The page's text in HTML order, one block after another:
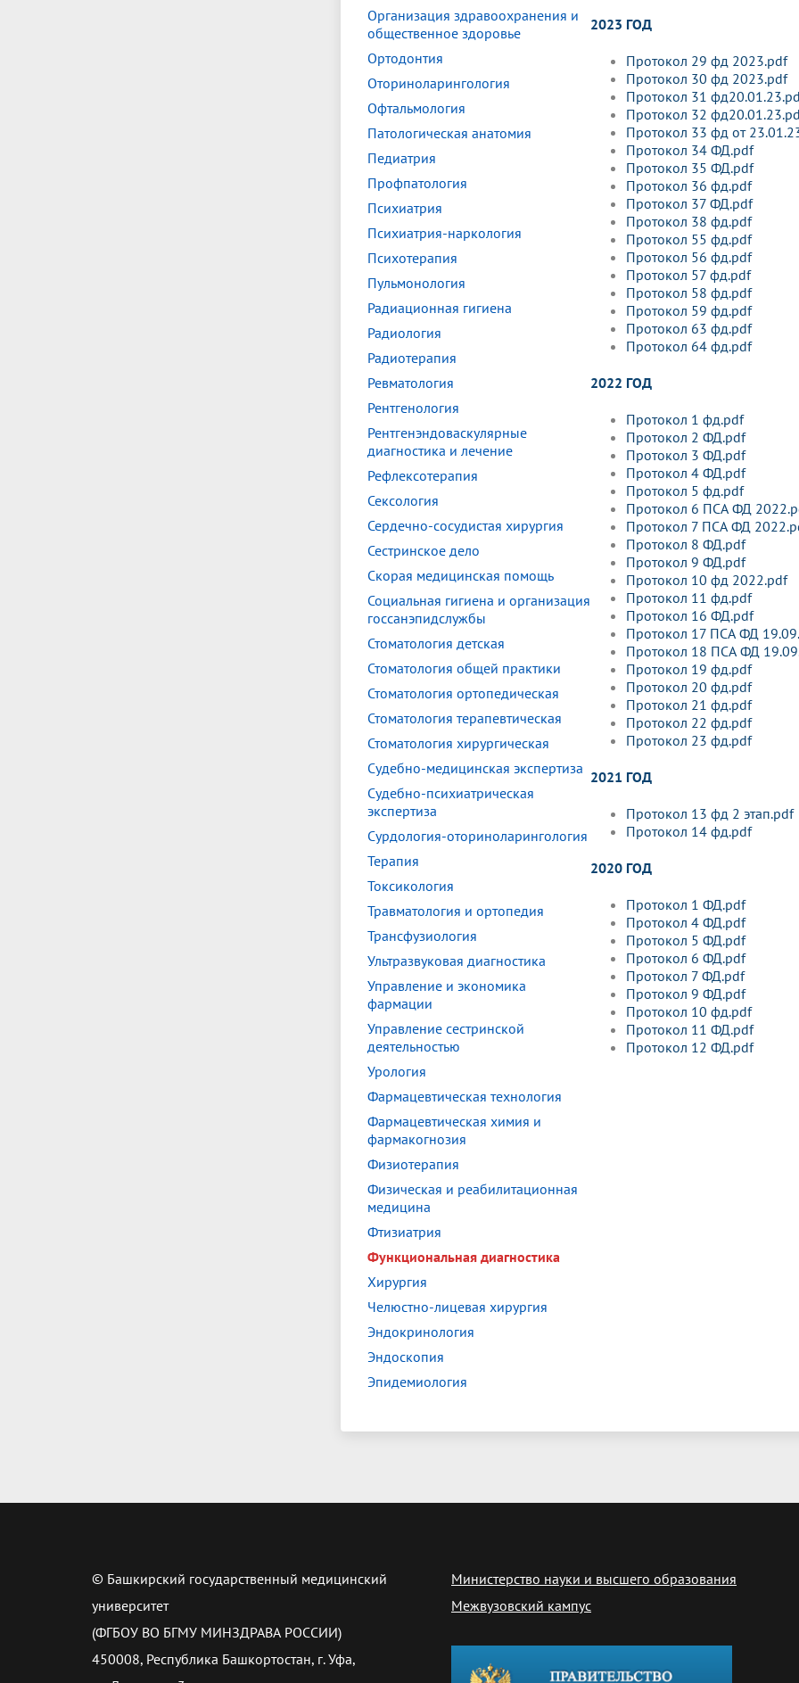
Организация здравоохранения и
общественное здоровье
Ортодонтия
Оториноларингология
Офтальмология
Патологическая анатомия
Педиатрия
Профпатология
Психиатрия
Психиатрия-наркология
Психотерапия
Пульмонология
Радиационная гигиена
Радиология
Радиотерапия
Ревматология
Рентгенология
Рентгенэндоваскулярные
диагностика и лечение
Рефлексотерапия
Сексология
Сердечно-сосудистая хирургия
Сестринское дело
Скорая медицинская помощь
Социальная гигиена и организация
госсанэпидслужбы
Стоматология детская
Стоматология общей практики
Стоматология ортопедическая
Стоматология терапевтическая
Стоматология хирургическая
Судебно-медицинская экспертиза
Судебно-психиатрическая
экспертиза
Сурдология-оториноларингология
Терапия
Токсикология
Травматология и ортопедия
Трансфузиология
Ультразвуковая диагностика
Управление и экономика
фармации
Управление сестринской
деятельностью
Урология
Фармацевтическая технология
Фармацевтическая химия и
фармакогнозия
Физиотерапия
Физическая и реабилитационная
медицина
Фтизиатрия
Функциональная диагностика
Хирургия
Челюстно-лицевая хирургия
Эндокринология
Эндоскопия
Эпидемиология
2023 ГОД
Протокол 29 фд 2023.pdf
Протокол 30 фд 2023.pdf
Протокол 31
Протокол 32
Протокол 33 фд от
Протокол 34 ФД.pdf
Протокол 35 ФД.pdf
Протокол 36 фд.pdf
Протокол 37 ФД.pdf
Протокол 38 фд.pdf
Протокол 55 фд.pdf
Протокол 56 фд.pdf
Протокол 57 фд.pdf
Протокол 58 фд.pdf
Протокол 59 фд.pdf
Протокол 63 фд.pdf
Протокол 64 фд.pdf
2022 ГОД
Протокол 1 фд.pdf
Протокол 2 ФД.pdf
Протокол 3 ФД.pdf
Протокол 4 ФД.pdf
Протокол 5 фд.pdf
Протокол 6 ПСА ФД
Протокол 7 ПСА ФД
Протокол 8 ФД.pdf
Протокол 9 ФД.pdf
Протокол 10 фд 2022.pdf
Протокол 11 фд.pdf
Протокол 16 ФД.pdf
Протокол 17 ПСА ФД
Протокол 18 ПСА ФД
Протокол 19 фд.pdf
Протокол 20 фд.pdf
Протокол 21 фд.pdf
Протокол 22 фд.pdf
Протокол 23 фд.pdf
2021 ГОД
Протокол 13 фд 2 этап.pdf
Протокол 14 фд.pdf
2020 ГОД
Протокол 1 ФД.pdf
Протокол 4 ФД.pdf
Протокол 5 ФД.pdf
Протокол 6 ФД.pdf
Протокол 7 ФД.pdf
Протокол 9 ФД.pdf
Протокол 10 фд.pdf
Протокол 11 ФД.pdf
Протокол 12 ФД.pdf
© Башкирский государственный медицинский
университет
(ФГБОУ ВО БГМУ МИНЗДРАВА РОССИИ)
450008, Республика Башкортостан, г. Уфа,
Министерство науки и высшего образования
Межвузовский кампус